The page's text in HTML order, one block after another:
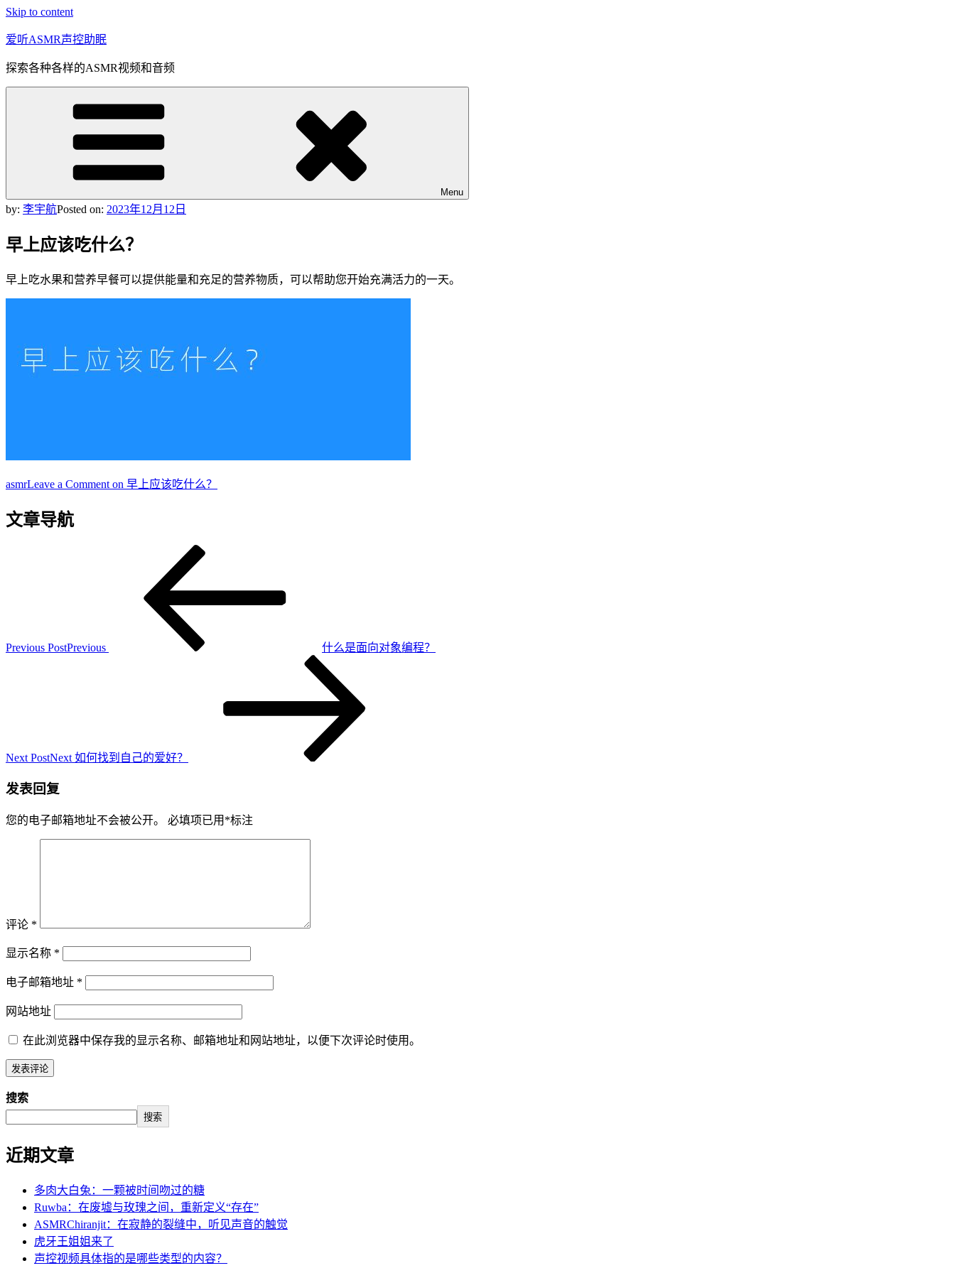
Skip to content
爱听ASMR声控助眠
探索各种各样的ASMR视频和音频
Menu
by: 李宇航Posted on: 2023年12月12日
早上应该吃什么？
早上吃水果和营养早餐可以提供能量和充足的营养物质，可以帮助您开始充满活力的一天。
asmrLeave a Comment on 早上应该吃什么？
文章导航
Previous PostPrevious 什么是面向对象编程？
Next PostNext 如何找到自己的爱好？
发表回复
您的电子邮箱地址不会被公开。 必填项已用 *标注
评论 *
显示名称 *
电子邮箱地址 *
网站地址
在此浏览器中保存我的显示名称、邮箱地址和网站地址，以便下次评论时使用。
搜索
搜索
近期文章
多肉大白兔：一颗被时间吻过的糖
Ruwba：在废墟与玫瑰之间，重新定义“存在”
ASMRChiranjit：在寂静的裂缝中，听见声音的触觉
虎牙王姐姐来了
声控视频具体指的是哪些类型的内容？